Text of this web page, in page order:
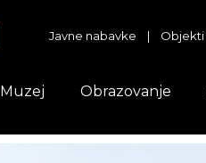
Javne nabavke | Objekti
Muzej Obrazovanje